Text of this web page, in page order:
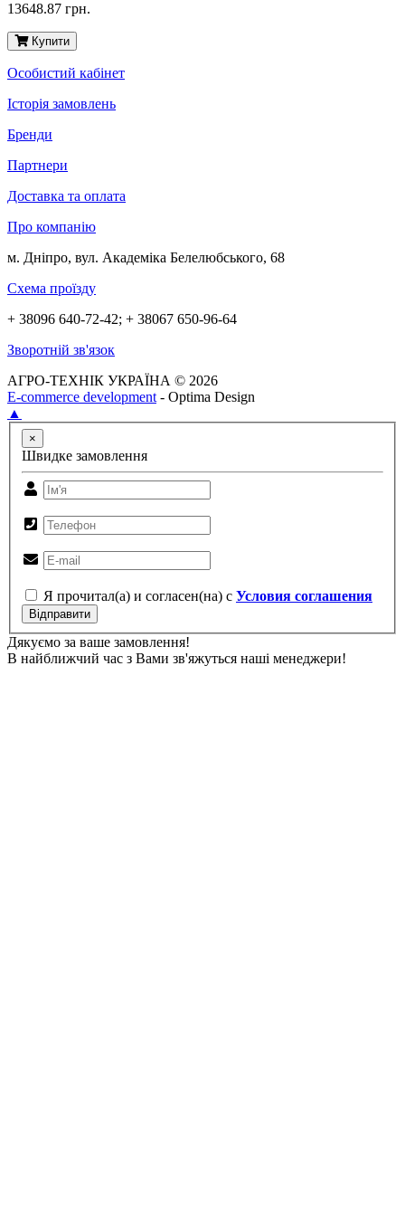
13648.87 грн.
Купити
Особистий кабінет
Історія замовлень
Бренди
Партнери
Доставка та оплата
Про компанію
м. Дніпро, вул. Академіка Белелюбського, 68
Схема проїзду
+ 38096 640-72-42; + 38067 650-96-64
Зворотній зв'язок
АГРО-ТЕХНІК УКРАЇНА © 2026
E-commerce development - Optima Design
▲
×
Швидке замовлення
Я прочитал(а) и согласен(на) с Условия соглашения
Відправити
Дякуємо за ваше замовлення!
В найближчий час з Вами зв'яжуться наші менеджери!